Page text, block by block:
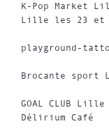
K-Pop Market
Lille les 23 et
playground-
Brocante sport
GOAL CLUB
Délirium Café